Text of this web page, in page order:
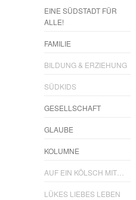
EINE SÜDSTADT FÜR
ALLE!
FAMILIE
BILDUNG & ERZIEHUNG
SÜDKIDS
GESELLSCHAFT
GLAUBE
KOLUMNE
AUF EIN KÖLSCH MIT…
LÜKES LIEBES LEBEN